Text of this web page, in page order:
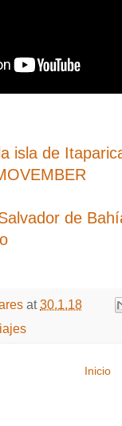
isla de
de
at30.1.18
Inicio